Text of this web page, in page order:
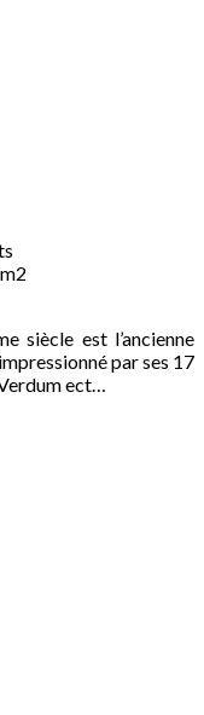
siècle est l’ancienne
par ses 17
ect…